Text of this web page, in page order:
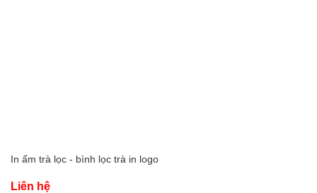
In ấm trà lọc - bình lọc trà in logo
Liên hệ